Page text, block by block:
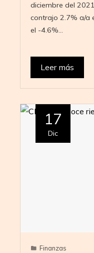
diciembre del
contrajo 2.7% a/a
el -4.6%…
Leer más
17
Dic
Finanzas